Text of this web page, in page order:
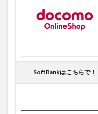
SoftBankはこちらで！